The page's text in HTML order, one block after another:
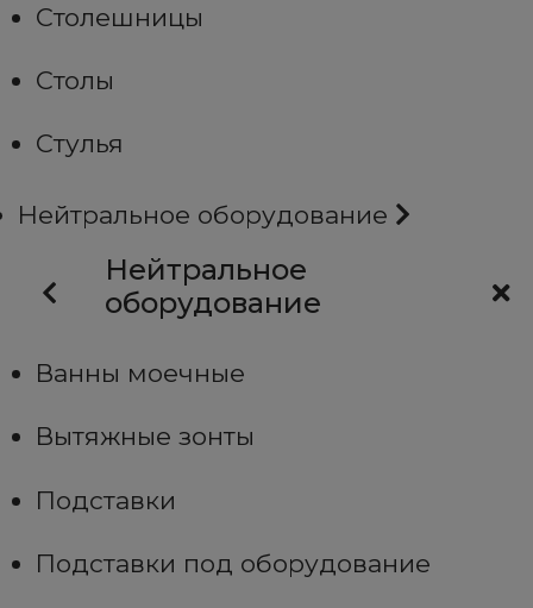
Столешницы
Столы
Стулья
Нейтральное оборудование
Нейтральное
оборудование
Ванны моечные
Вытяжные зонты
Подставки
Подставки под оборудование